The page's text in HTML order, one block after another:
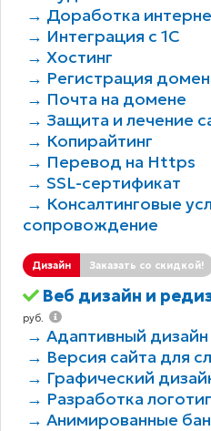
→ Доработка
→ Интеграция с 1С
→ Хостинг
→ Регистрация
→ Почта на домене
→ Защита и лечение
→ Копирайтинг
→ Перевод на Https
→ SSL-сертификат
→ Консалтинговые
сопровождение
Дизайн Заказать со скидкой!
Веб дизайн и
руб.
→ Адаптивный дизайн
→ Версия сайта для
→ Графический
→ Разработка
→ Анимированные